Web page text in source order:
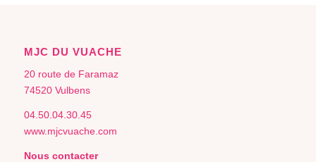
MJC DU VUACHE
20 route de Faramaz
74520 Vulbens
04.50.04.30.45
www.mjcvuache.com
Nous contacter